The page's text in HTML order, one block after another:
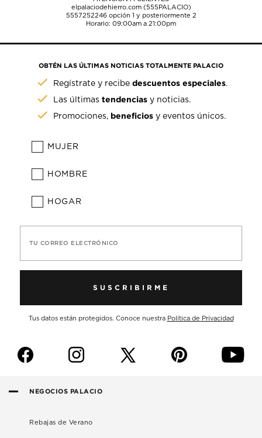
elpalaciodehierro.com (555PALACIO)
5557252246opción 1 y posteriormente 2
Horario: 09:00am a 21:00pm
OBTÉN LAS ÚLTIMAS NOTICIAS TOTALMENTE PALACIO
Regístrate y recibedescuentos especiales.
Las últimastendencias y noticias.
Promociones, beneficios y eventos únicos.
MUJER
HOMBRE
HOGAR
TU CORREO ELECTRÓNICO
SUSCRIBIRME
Tus datos están protegidos. Conoce nuestra Política de Privacidad
f i p y
NEGOCIOS PALACIO
Rebajas de Verano